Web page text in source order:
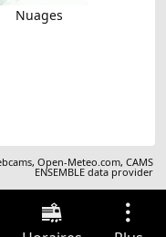
Nuages
,Open-Meteo.com,CAMS
ENSEMBLE data provider